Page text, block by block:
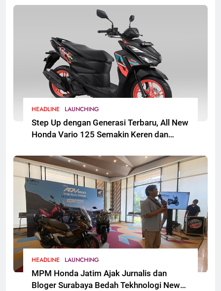
HEADLINE LAUNCHING
Step Up dengan Generasi Terbaru, All New
Honda Vario 125 Semakin Keren dan
Jawa Timur
HEADLINE LAUNCHING
MPM Honda Jatim Ajak Jurnalis dan
Bloger Surabaya Bedah Tekhnologi New